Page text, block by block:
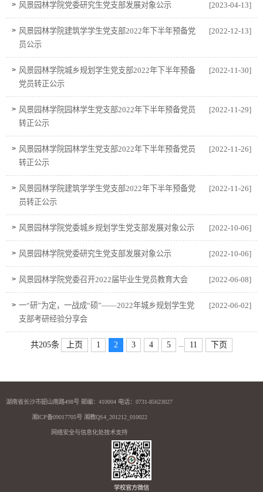
> 风景园林学院党委研究生党支部发展对象公示 [2023-04-13]
> 风景园林学院建筑学学生党支部2022年下半年预备党
员公示
[2022-12-13]
> 风景园林学院城乡规划学生党支部2022年下半年预备
党员转正公示
[2022-11-30]
> 风景园林学院园林学生党支部2022年下半年预备党员
转正公示
[2022-11-29]
> 风景园林学院园林学生党支部2022年下半年预备党员
转正公示
[2022-11-26]
> 风景园林学院建筑学学生党支部2022年下半年预备党
员转正公示
[2022-11-26]
> 风景园林学院党委城乡规划学生党支部发展对象公示 [2022-10-06]
> 风景园林学院党委研究生党支部发展对象公示 [2022-10-06]
> 风景园林学院党委召开2022届毕业生党员教育大会 [2022-06-08]
> 一“研”为定，一战成“硕”——2022年城乡规划学生党
支部考研经验分享会
[2022-06-02]
共205条 上页 1 2 3 4 5 ... 11 下页
湖南省长沙市韶山南路498号 邮编：410004 电话：0731-85623027
湘ICP备09017705号 湘教QS4_201212_010022
网络安全与信息化处技术支持
学校官方微信